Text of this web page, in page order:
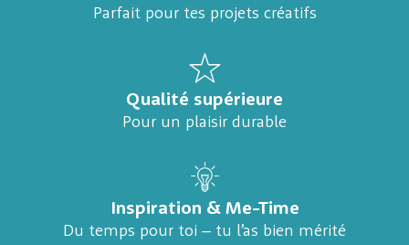
Parfait pour tes projets créatifs
Qualité supérieure
Pour un plaisir durable
Inspiration & Me-Time
Du temps pour toi – tu l’as bien mérité